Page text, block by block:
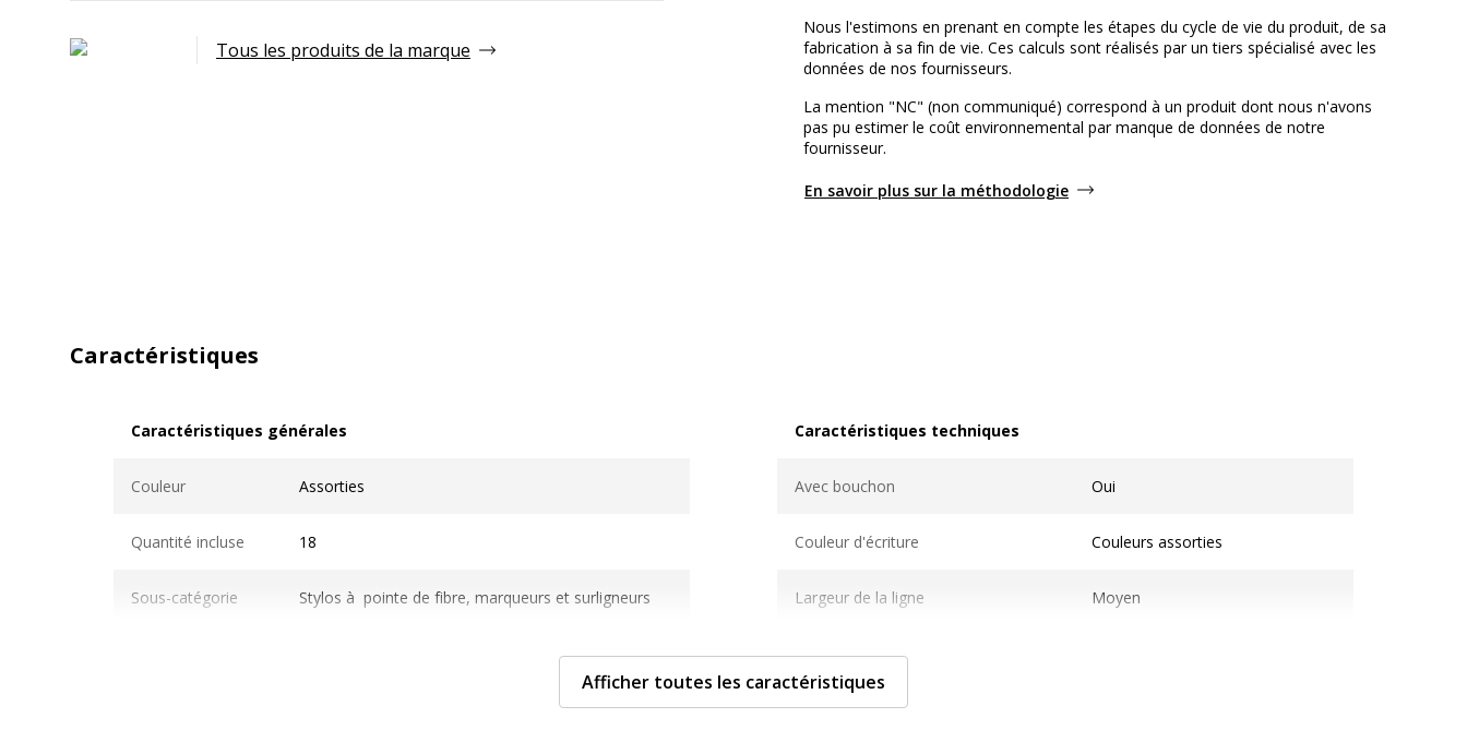
Tous les produits de la marque
Nous l'estimons en prenant en compte les étapes du cycle de vie du produit, de sa
fabrication à sa fin de vie. Ces calculs sont réalisés par un tiers spécialisé avec les
données de nos fournisseurs.
La mention "NC" (non communiqué) correspond à un produit dont nous n'avons
pas pu estimer le coût environnemental par manque de données de notre
fournisseur.
En savoir plus sur la méthodologie
Caractéristiques
Caractéristiques générales
Couleur Assorties
Quantité incluse 18
Sous-catégorie Stylos à pointe de fibre, marqueurs et surligneurs
Caractéristiques techniques
Avec bouchon Oui
Couleur d'écriture Couleurs assorties
Largeur de la ligne Moyen
Fonctionnalités
Afficher toutes les caractéristiques